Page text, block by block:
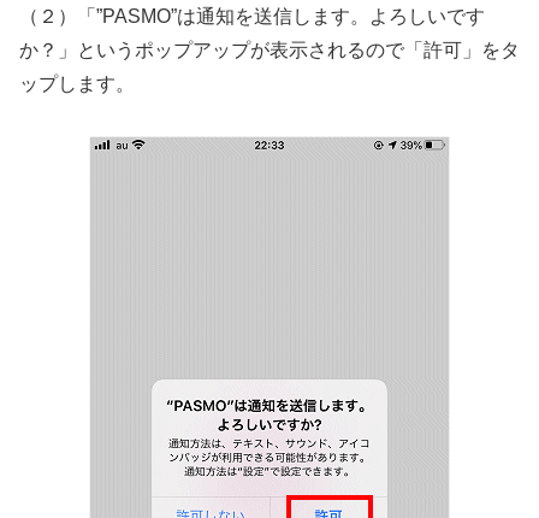
（２）「”PASMO”は通知を送信します。よろしいです
か？」というポップアップが表示されるので「許可」をタ
ップします。